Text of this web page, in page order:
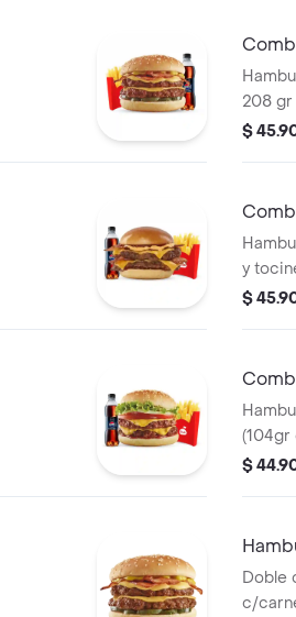
208 gr
$
y
$
(104gr
$
Doble
c/